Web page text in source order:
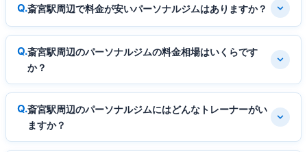
斎宮駅周辺で料金が安いパーソナルジムはありますか？
斎宮駅周辺のパーソナルジムの料金相場はいくらです
か？
斎宮駅周辺のパーソナルジムにはどんなトレーナーがい
ますか？